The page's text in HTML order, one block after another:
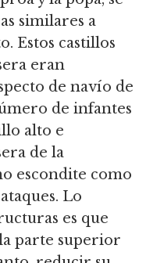
similares a
Estos castillos
eran
de navío de
de infantes
alto e
de la
escondite como
Lo
es que
parte superior